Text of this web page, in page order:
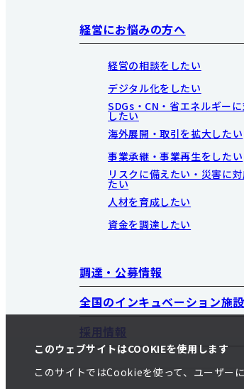
このウェブサイトはCOOKIEを使用します
このサイトではCookieを使って、ユーザー
経営にお悩みの方へ
経営の相談をしたい
デジタル化をしたい
SDGs・CN・省エネルギー
したい
海外展開・取引を拡大したい
事業承継・事業再生をしたい
リスクに備えたい・災害に
たい
人材を育成したい
資金を調達したい
調達・公募情報
全国のインキュベーション施設
採用情報